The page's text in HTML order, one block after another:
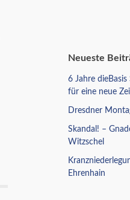
Neueste
6 Jahre
für eine neue
Dresdner
Skandal! –
Witzschel
Ehrenhain